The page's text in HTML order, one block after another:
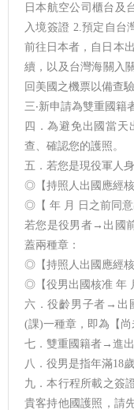
日本航空公司櫃台及
入境簽證 2.預定自台
前往日本者，自日本
續，以及台灣海關入
回美國之機票以備查
三‧新申請為雙重國籍
四．為避免出國當天
查、確認您的護照。
五．若您是現役軍人
◎【持照人出國應經核
◎【 年 月 日之前同意
若您是役男者→出國
蓋兩種章：
◎【持照人出國應經核
◎【役男出國核准 年
六．役齡男子者→出
(課)一種章，即為【尚
七．雙重國籍者→進
八．役男是指年滿18
九．本行程所載之簽
貴客持他國護照，請